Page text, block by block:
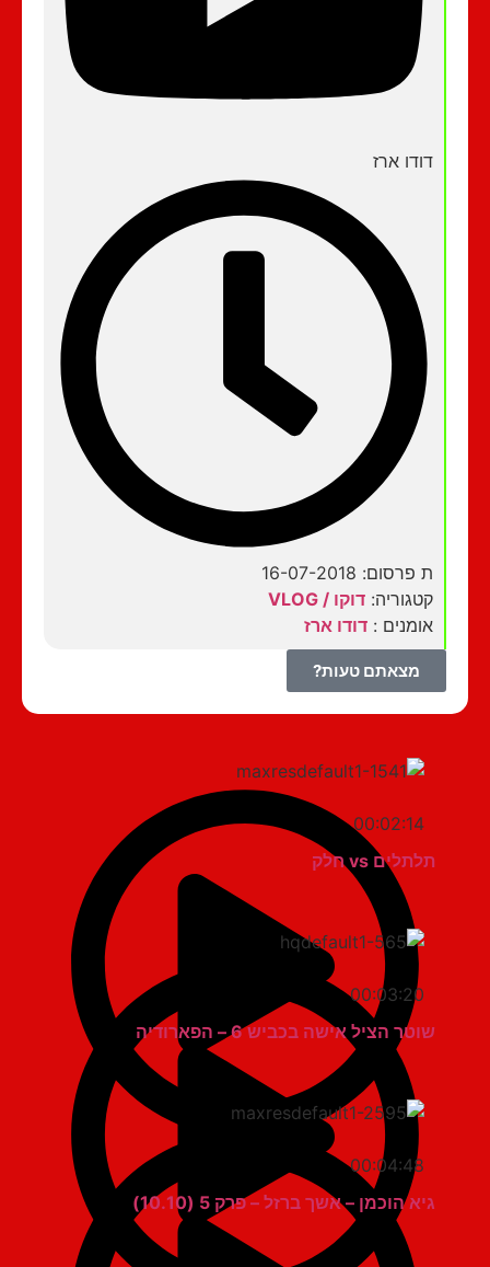
דודו ארז
ת פרסום: 16-07-2018
קטגוריה:דוקו / VLOG
אומנים :דודו ארז
מצאתם טעות?
00:02:14
תלתלים vs חלק
00:03:20
שוטר הציל אישה בכביש 6 – הפארודיה
00:04:48
גיא הוכמן – אשך ברזל – פרק 5 (10.10)